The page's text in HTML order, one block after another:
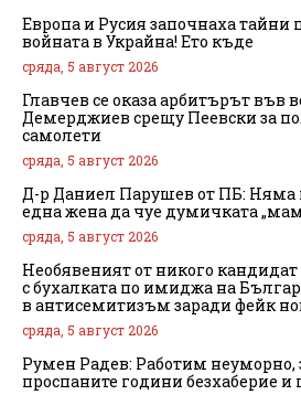
Европа и Русия започнаха тайни
войната в Украйна! Ето къде
сряда, 5 август 2026
Главчев се оказа арбитърът във
Демерджиев срещу Пеевски за
самолети
сряда, 5 август 2026
Д-р Даниел Парушев от ПБ: Няма
една жена да чуе думичката
сряда, 5 август 2026
Необявеният от никого
с бухалката по имиджа на
в антисемитизъм заради фейк
сряда, 5 август 2026
Румен Радев: Работим неуморно,
проспаните години безхаберие